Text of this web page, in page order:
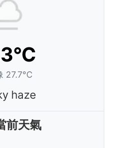
27.7°C
haze
前天氣